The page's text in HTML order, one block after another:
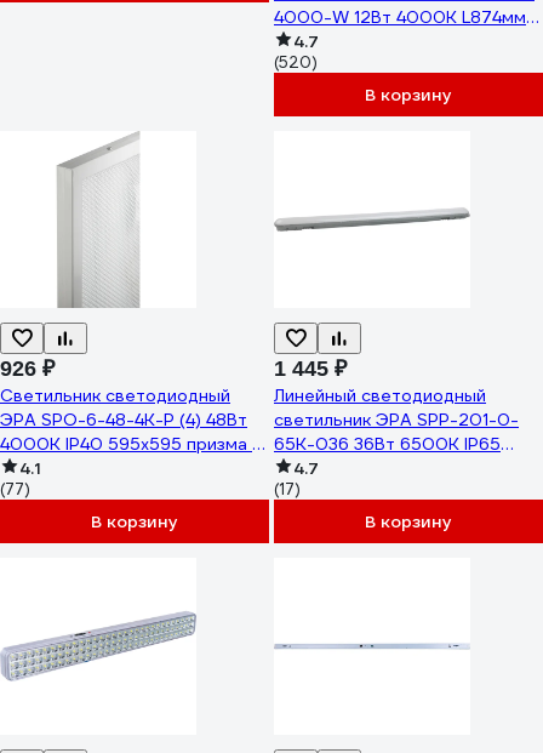
4000-W 12Вт 4000K L874мм с
выключателем Б0017426
4.7
(520)
В корзину
926 ₽
Светильник светодиодный
ЭРА SPO-6-48-4K-P (4) 48Вт
4000К IP40 595х595 призма с
проводом Б0026954
4.1
(77)
В корзину
1 445 ₽
Линейный светодиодный
светильник ЭРА SPP-201-0-
65K-036 36Вт 6500К IP65
1200 матовый Б0047175
4.7
(17)
В корзину